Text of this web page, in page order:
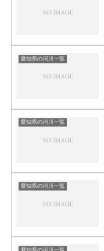
愛知県の河川一覧
愛知県の河川一覧
愛知県の河川一覧